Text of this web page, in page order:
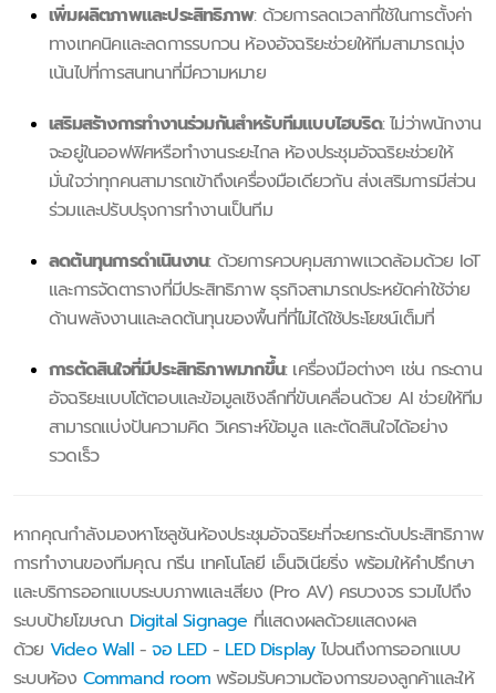
เพิ่มผลิตภาพและประสิทธิภาพ: ด้วยการลดเวลาที่ใช้ในการตั้งค่า
ทางเทคนิคและลดการรบกวน ห้องอัจฉริยะช่วยให้ทีมสามารถมุ่ง
เน้นไปที่การสนทนาที่มีความหมาย
เสริมสร้างการทำงานร่วมกันสำหรับทีมแบบไฮบริด: ไม่ว่าพนักงาน
จะอยู่ในออฟฟิศหรือทำงานระยะไกล ห้องประชุมอัจฉริยะช่วยให้
มั่นใจว่าทุกคนสามารถเข้าถึงเครื่องมือเดียวกัน ส่งเสริมการมีส่วน
ร่วมและปรับปรุงการทำงานเป็นทีม
ลดต้นทุนการดำเนินงาน: ด้วยการควบคุมสภาพแวดล้อมด้วย IoT
และการจัดตารางที่มีประสิทธิภาพ ธุรกิจสามารถประหยัดค่าใช้จ่าย
ด้านพลังงานและลดต้นทุนของพื้นที่ที่ไม่ได้ใช้ประโยชน์เต็มที่
การตัดสินใจที่มีประสิทธิภาพมากขึ้น: เครื่องมือต่างๆ เช่น กระดาน
อัจฉริยะแบบโต้ตอบและข้อมูลเชิงลึกที่ขับเคลื่อนด้วย AI ช่วยให้ทีม
สามารถแบ่งปันความคิด วิเคราะห์ข้อมูล และตัดสินใจได้อย่าง
รวดเร็ว
หากคุณกำลังมองหาโซลูชันห้องประชุมอัจฉริยะที่จะยกระดับประสิทธิภาพ
การทำงานของทีมคุณ กรีน เทคโนโลยี เอ็นจิเนียริ่ง พร้อมให้คำปรึกษา
และบริการออกแบบระบบภาพและเสียง (Pro AV) ครบวงจร รวมไปถึง
ระบบป้ายโฆษณา Digital Signage ที่แสดงผลด้วยแสดงผล
ด้วย Video Wall-จอ LED- LED Displayไปจนถึงการออกแบบ
ระบบห้อง Command room พร้อมรับความต้องการของลูกค้าและให้